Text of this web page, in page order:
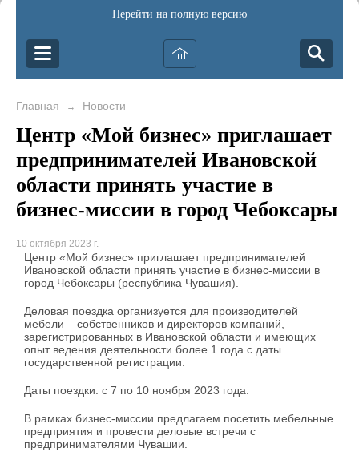
Перейти на полную версию
Главная → Новости
Центр «Мой бизнес» приглашает
предпринимателей Ивановской
области принять участие в
бизнес-миссии в город Чебоксары
10 октября 2023 г.
Центр «Мой бизнес» приглашает предпринимателей
Ивановской области принять участие в бизнес-миссии в
город Чебоксары (республика Чувашия).
Деловая поездка организуется для производителей
мебели – собственников и директоров компаний,
зарегистрированных в Ивановской области и имеющих
опыт ведения деятельности более 1 года с даты
государственной регистрации.
Даты поездки: с 7 по 10 ноября 2023 года.
В рамках бизнес-миссии предлагаем посетить мебельные
предприятия и провести деловые встречи с
предпринимателями Чувашии.